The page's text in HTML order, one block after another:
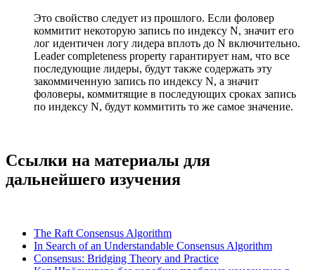
Это свойство следует из прошлого. Если фоловер
коммитит некоторую запись по индексу N, значит его
лог идентичен логу лидера вплоть до N включительно.
Leader completeness property гарантирует нам, что все
последующие лидеры, будут также содержать эту
закоммиченную запись по индексу N, а значит
фоловеры, коммитящие в последующих сроках запись
по индексу N, будут коммитить то же самое значение.
Ссылки на материалы для
дальнейшего изучения
The Raft Consensus Algorithm
In Search of an Understandable Consensus Algorithm
Consensus: Bridging Theory and Practice